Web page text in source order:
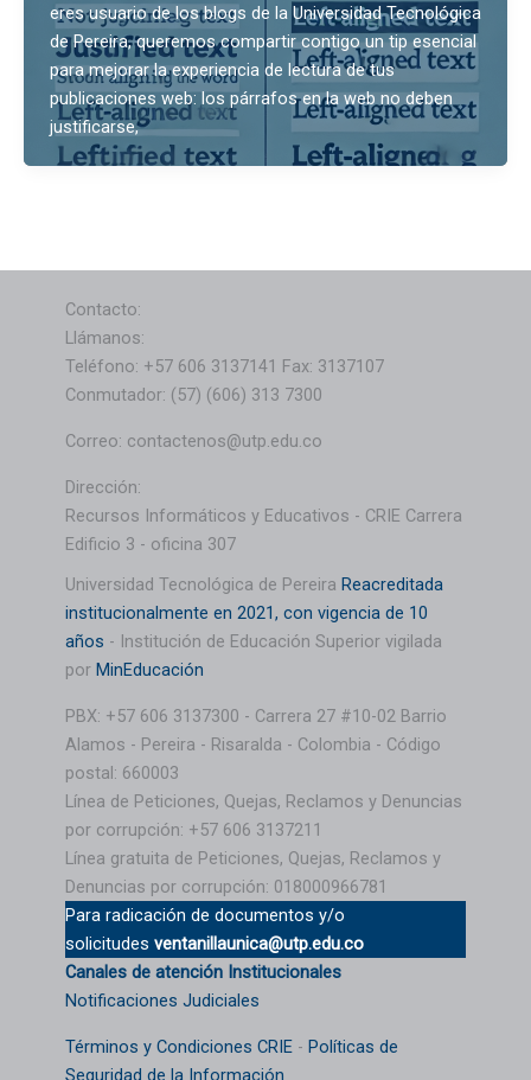
eres usuario de los blogs de la Universidad Tecnológica
de Pereira, queremos compartir contigo un tip esencial
para mejorar la experiencia de lectura de tus
publicaciones web: los párrafos en la web no deben
justificarse,
Contacto:
Llámanos:
Teléfono: +57 606 3137141 Fax: 3137107
Conmutador: (57) (606) 313 7300
Correo: contactenos@utp.edu.co
Dirección:
Recursos Informáticos y Educativos - CRIE Carrera
Edificio 3 - oficina 307
Universidad Tecnológica de Pereira Reacreditada
institucionalmente en 2021, con vigencia de 10
años - Institución de Educación Superior vigilada
por MinEducación
PBX: +57 606 3137300 - Carrera 27 #10-02 Barrio
Alamos - Pereira - Risaralda - Colombia - Código
postal: 660003
Línea de Peticiones, Quejas, Reclamos y Denuncias
por corrupción: +57 606 3137211
Línea gratuita de Peticiones, Quejas, Reclamos y
Denuncias por corrupción: 018000966781
Para radicación de documentos y/o
solicitudes ventanillaunica@utp.edu.co
Canales de atención Institucionales
Notificaciones Judiciales
Términos y Condiciones CRIE - Políticas de
Seguridad de la Información